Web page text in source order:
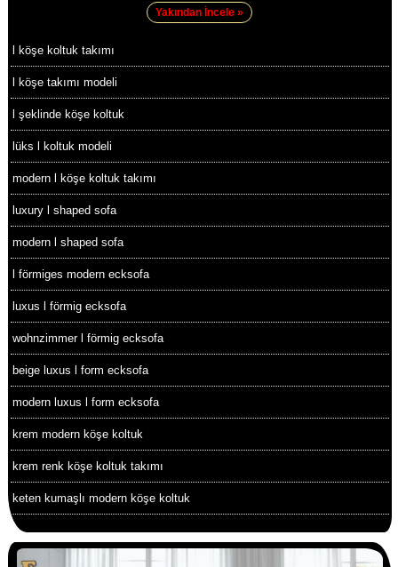
Yakından İncele »
l köşe koltuk takımı
l köşe takımı modeli
l şeklinde köşe koltuk
lüks l koltuk modeli
modern l köşe koltuk takımı
luxury l shaped sofa
modern l shaped sofa
l förmiges modern ecksofa
luxus l förmig ecksofa
wohnzimmer l förmig ecksofa
beige luxus l form ecksofa
modern luxus l form ecksofa
krem modern köşe koltuk
krem renk köşe koltuk takımı
keten kumaşlı modern köşe koltuk